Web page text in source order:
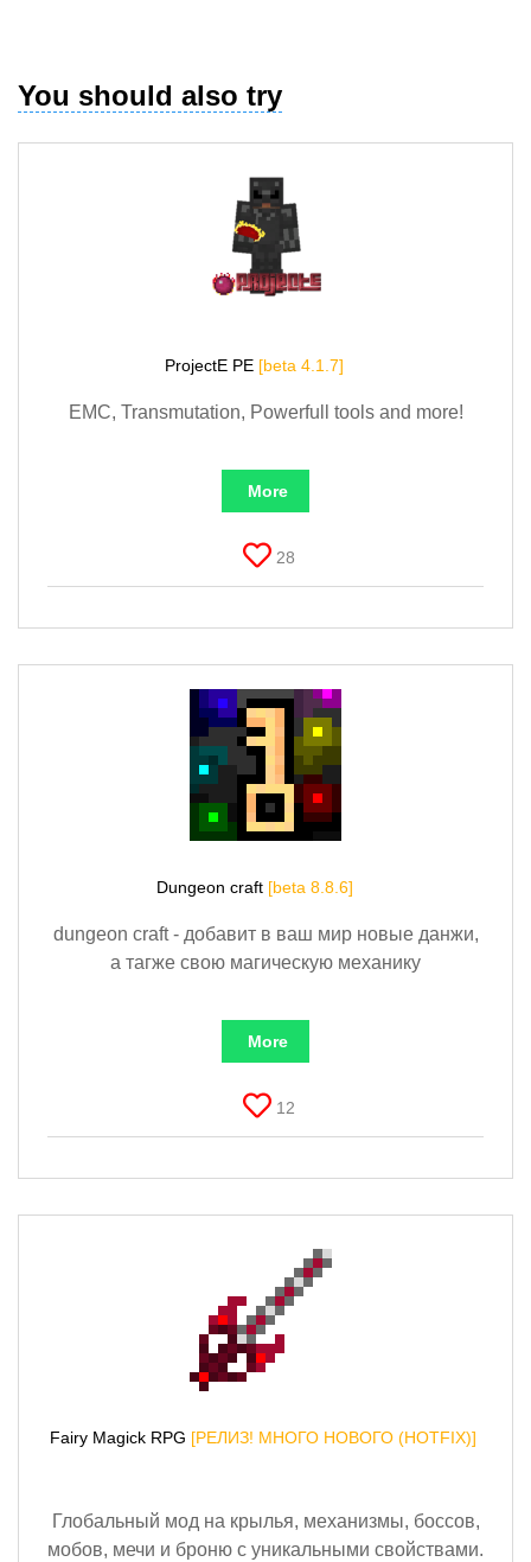
You should also try
ProjectE PE [beta 4.1.7]
EMC, Transmutation, Powerfull tools and more!
More
28
Dungeon craft [beta 8.8.6]
dungeon craft - добавит в ваш мир новые данжи,
а тагже свою магическую механику
More
12
Fairy Magick RPG [РЕЛИЗ! МНОГО НОВОГО (HOTFIX)]
Глобальный мод на крылья, механизмы, боссов,
мобов, мечи и броню с уникальными свойствами.